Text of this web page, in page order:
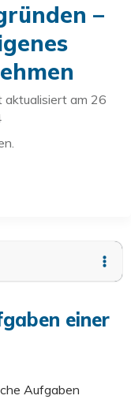
–
aktualisiert am 26
einer
Aufgaben